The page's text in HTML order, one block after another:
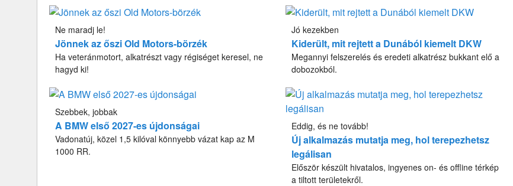
Ne maradj le!
Jönnek az őszi Old Motors-börzék
Ha veteránmotort, alkatrészt vagy régiséget keresel, ne
hagyd ki!
Jó kezekben
Kiderült, mit rejtett a Dunából kiemelt DKW
Megannyi felszerelés és eredeti alkatrész bukkant elő a
dobozokból.
Szebbek, jobbak
A BMW első 2027-es újdonságai
Vadonatúj, közel 1,5 kilóval könnyebb vázat kap az M
1000 RR.
Eddig, és ne tovább!
Új alkalmazás mutatja meg, hol terepezhetsz
legálisan
Először készült hivatalos, ingyenes on- és offline térkép
a tiltott területekről.